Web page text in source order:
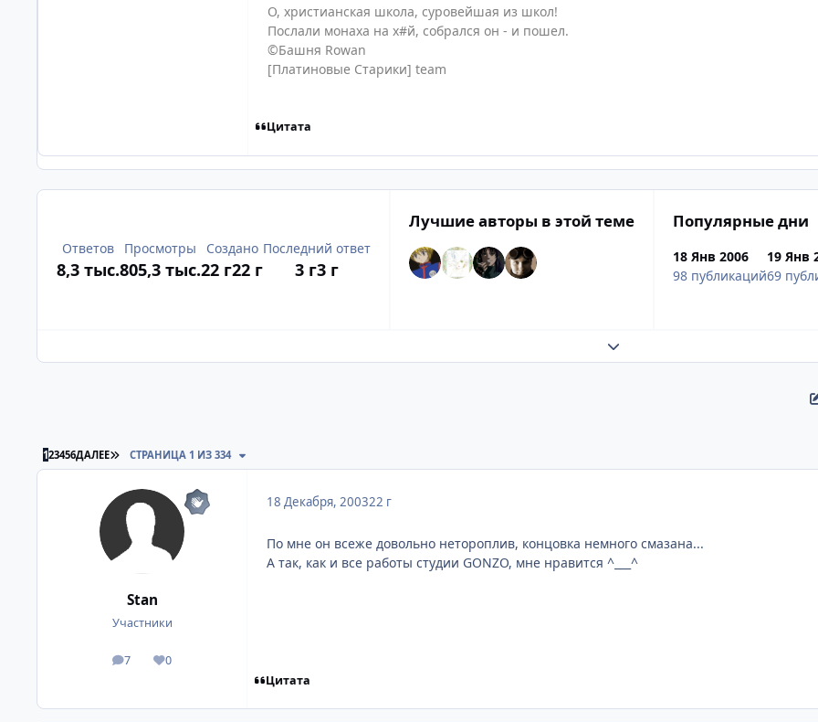
О, христианская школа, суровейшая из школ!
Послали монаха на х#й, собрался он - и пошел.
©Башня Rowan
[Платиновые Старики] team
Цитата
Ответов
8,3 тыс.
Просмотры
805,3 тыс.
Создано
22 г22 г
Последний ответ
3 г3 г
Лучшие авторы в этой теме Популярные дни
18 Янв 2006
98 публикаций
19 Янв
69
Развернуть обзор темы
123456ДАЛЕЕ ПОСЛЕДНЯЯ СТРАНИЦА
СТРАНИЦА 1 ИЗ 334
Stan
Участники
7
посты 0
Репутация
18 Декабря, 200322 г
По мне он всеже довольно нетороплив, концовка немного смазана...
А так, как и все работы студии GONZO, мне нравится ^___^
Цитата